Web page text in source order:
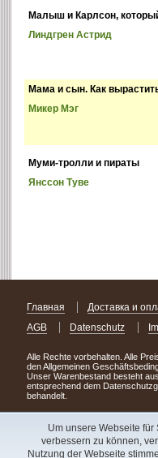
Um unsere Webseite
verbessern zu können,
Nutzung der Webseite
Малыш и Карлсон,
Линдгрен Астрид
Мама и сын. Как
Микер Мэг
Муми-тролли и пираты
Янссон Туве
Главная Доставка и
AGB
Datenschutz
Alle Rechte vorbehalten. Alle
den Allgemeinen
Unser Warenbestand besteht
entsprechend dem
behandelt.
Сделав заказ сегодня, уже
НОВИНКИ из Германии!
Copyright 2003 - 2023 ©